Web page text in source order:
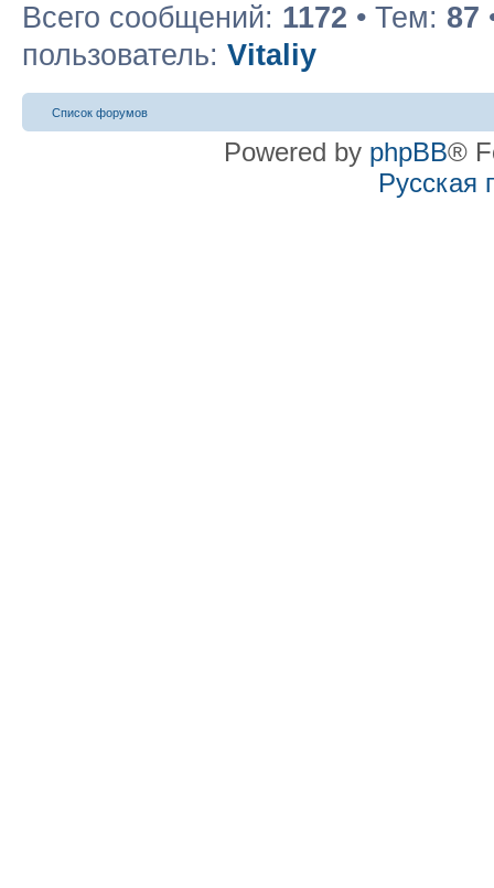
Всего сообщений: 1172 • Тем: 87
пользователь: Vitaliy
Список форумов
Powered by phpBB®
Русская